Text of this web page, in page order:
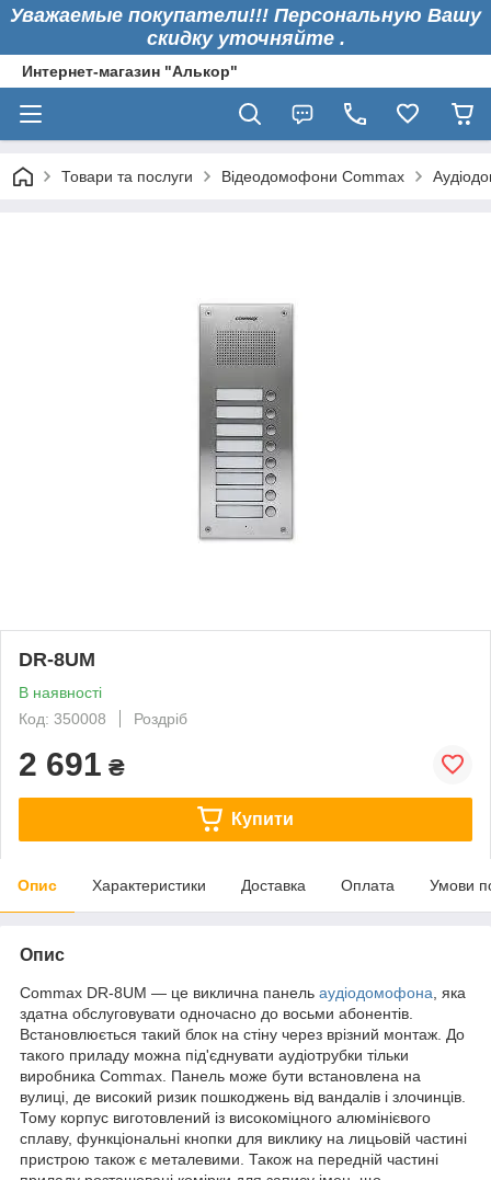
Уважаемые покупатели!!! Персональную Вашу
скидку уточняйте .
Интернет-магазин "Алькор"
Товари та послуги Відеодомофони Commax
DR-8UM
В наявності
Код: 350008
Роздріб
2 691 ₴
Купити
Опис Характеристики Доставка Оплата Умови
Опис
Commax DR-8UM — це виклична панель аудіодомофона , яка
здатна обслуговувати одночасно до восьми абонентів.
Встановлюється такий блок на стіну через врізний монтаж. До
такого приладу можна під'єднувати аудіотрубки тільки
виробника Commax. Панель може бути встановлена на
вулиці, де високий ризик пошкоджень від вандалів і злочинців.
Тому корпус виготовлений із високоміцного алюмінієвого
сплаву, функціональні кнопки для виклику на лицьовій частині
пристрою також є металевими. Також на передній частині